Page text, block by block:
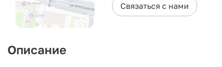
Связаться с нами
Описание